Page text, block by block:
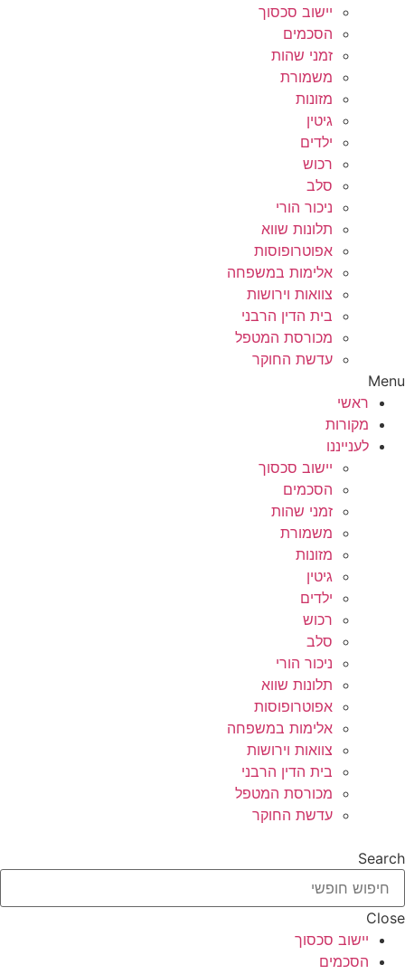
יישוב סכסוך
הסכמים
זמני שהות
משמורת
מזונות
גיטין
ילדים
רכוש
סלב
ניכור הורי
תלונות שווא
אפוטרופוסות
אלימות במשפחה
צוואות וירושות
בית הדין הרבני
מכורסת המטפל
עדשת החוקר
Menu
ראשי
מקורות
לענייננו
יישוב סכסוך
הסכמים
זמני שהות
משמורת
מזונות
גיטין
ילדים
רכוש
סלב
ניכור הורי
תלונות שווא
אפוטרופוסות
אלימות במשפחה
צוואות וירושות
בית הדין הרבני
מכורסת המטפל
עדשת החוקר
Search
Close
יישוב סכסוך
הסכמים